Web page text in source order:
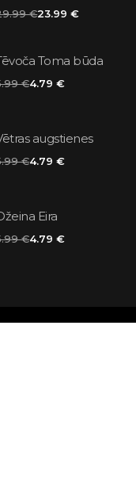
€23.99 €
Toma būda
€4.79 €
augstienes
€4.79 €
Eira
€4.79 €